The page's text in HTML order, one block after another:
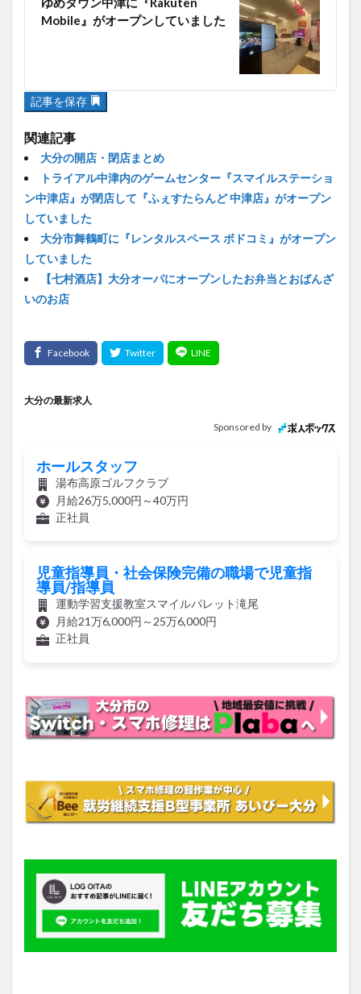
Mobile』がオープンしていました
記事を保存
関連記事
大分の開店・閉店まとめ
トライアル中津内のゲームセンター『スマイルステーショ
ン中津店』が閉店して『ふぇすたらんど 中津店』がオープン
していました
大分市舞鶴町に『レンタルスペース ボドコミ』がオープン
していました
【七村酒店】大分オーパにオープンしたお弁当とおばんざ
いのお店
大分の最新求人
Sponsored by
ホールスタッフ
湯布高原ゴルフクラブ
月給26万5,000円～40万円
正社員
児童指導員・社会保険完備の職場で児童指
導員/指導員
運動学習支援教室スマイルパレット滝尾
月給21万6,000円～25万6,000円
正社員